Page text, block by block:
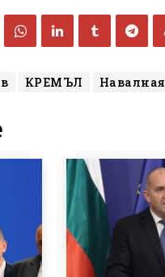
КРЕМЪЛ Навалная